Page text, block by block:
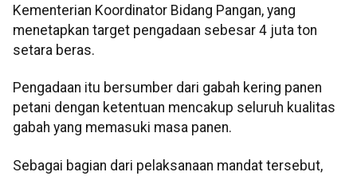
Kementerian Koordinator Bidang Pangan, yang
menetapkan target pengadaan sebesar 4 juta ton
setara beras.
Pengadaan itu bersumber dari gabah kering panen
petani dengan ketentuan mencakup seluruh kualitas
gabah yang memasuki masa panen.
Sebagai bagian dari pelaksanaan mandat tersebut,